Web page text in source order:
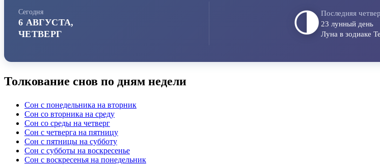
Сегодня
6 АВГУСТА,
ЧЕТВЕРГ
🌗 Последняя
23 лунный день
Луна в зодиаке
Толкование снов по дням недели
Сон с понедельника на вторник
Сон со вторника на среду
Сон со среды на четверг
Сон с четверга на пятницу
Сон с пятницы на субботу
Сон с субботы на воскресенье
Сон с воскресенья на понедельник